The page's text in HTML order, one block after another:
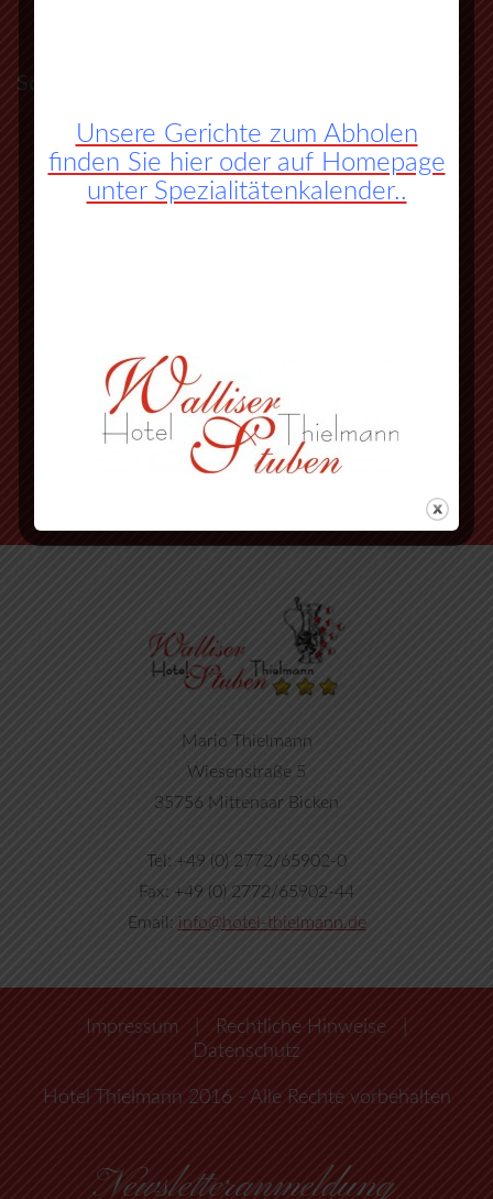
So finden Sie zu uns:
A45 Frankfurt – Dortmund (Sauerlandlinie)
Abfahrt Herborn Süd (Nr. 27)
an der Ampel rechts abbiegen
nächste Strasse wieder rechts
Mario Thielmann
Wiesenstraße 5
35756 Mittenaar Bicken
Tel: +49 (0) 2772/65902-0
Fax: +49 (0) 2772/65902-44
Email: info@hotel-thielmann.de
Impressum Rechtliche Hinweise
Datenschutz
Hotel Thielmann 2016 - Alle Rechte vorbehalten
Newsletteranmeldung
Unsere Gerichte zum Abholen
finden Sie hier oder auf Homepage
unter Spezialitätenkalender..